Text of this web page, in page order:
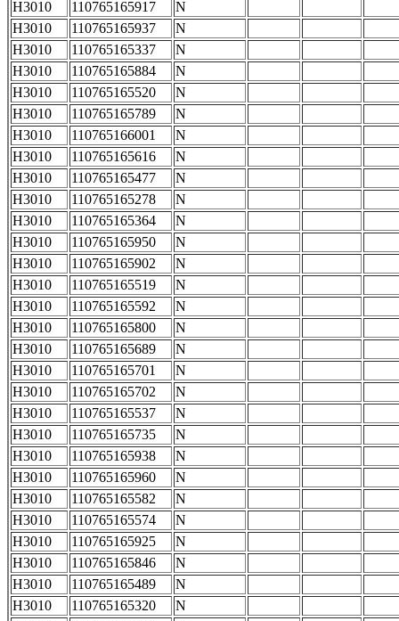
H3010 110765165917
N
H3010
110765165937
N
H3010
110765165337
N
H3010
110765165884
N
H3010
110765165520
N
H3010
110765165789
N
H3010
110765166001
N
H3010
110765165616
N
H3010
110765165477
N
H3010
110765165278
N
H3010
110765165364
N
H3010
110765165950
N
H3010
110765165902
N
H3010
110765165519
N
H3010
110765165592
N
H3010
110765165800
N
H3010
110765165689
N
H3010
110765165701
N
H3010
110765165702
N
H3010
110765165537
N
H3010
110765165735
N
H3010
110765165938
N
H3010
110765165960
N
H3010
110765165582
N
H3010
110765165574
N
H3010
110765165925
N
H3010
110765165846
N
H3010
110765165489
N
H3010
110765165320
N